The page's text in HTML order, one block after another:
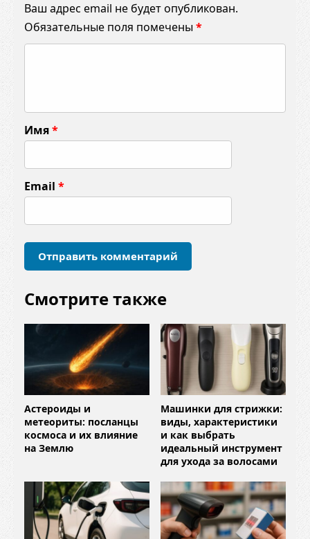
Ваш адрес email не будет опубликован.
Обязательные поля помечены *
м
е
т
а
р
и
Имя*
Email *
Смотрите также
Астероиды и
метеориты: посланцы
космоса и их влияние
на Землю
Машинки для стрижки:
виды, характеристики
и как выбрать
идеальный инструмент
для ухода за волосами